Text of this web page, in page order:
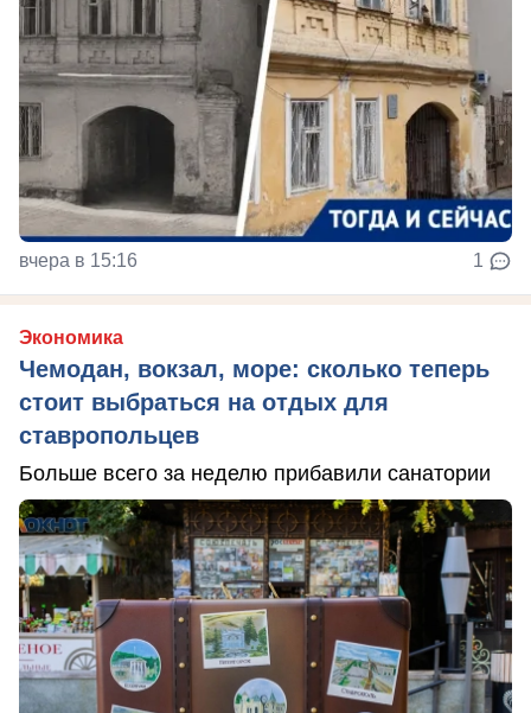
вчера в 15:16 1
Экономика
Чемодан, вокзал, море: сколько теперь
стоит выбраться на отдых для
ставропольцев
Больше всего за неделю прибавили санатории